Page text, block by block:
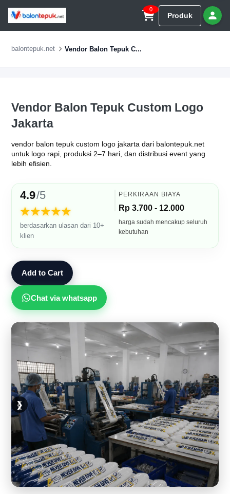
0
Produk
balontepuk.net Vendor Balon Tepuk C...
Vendor Balon Tepuk Custom Logo
Jakarta
vendor balon tepuk custom logo jakarta dari balontepuk.net
untuk logo rapi, produksi 2–7 hari, dan distribusi event yang
lebih efisien.
4.9/5
★★★★★
berdasarkan ulasan dari 10+
klien
PERKIRAAN BIAYA
Rp 3.700 - 12.000
harga sudah mencakup seluruh
kebutuhan
Add to Cart
Chat via whatsapp
❮
❯